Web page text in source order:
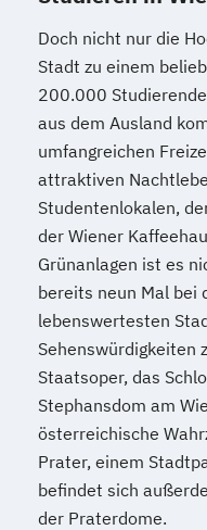
Software
Soziale Arbeit
Soziale Arbeit
Jugendliche
Supply Chain
Doch nicht nur die
Stadt zu einem
200.000
aus dem Ausland
umfangreichen
attraktiven
Studentenlokalen,
der Wiener
Grünanlagen ist es
bereits neun Mal bei
lebenswertesten
Sehenswürdigkeiten
Staatsoper, das
Stephansdom am
österreichische
Prater, einem
befindet sich
der Praterdome.